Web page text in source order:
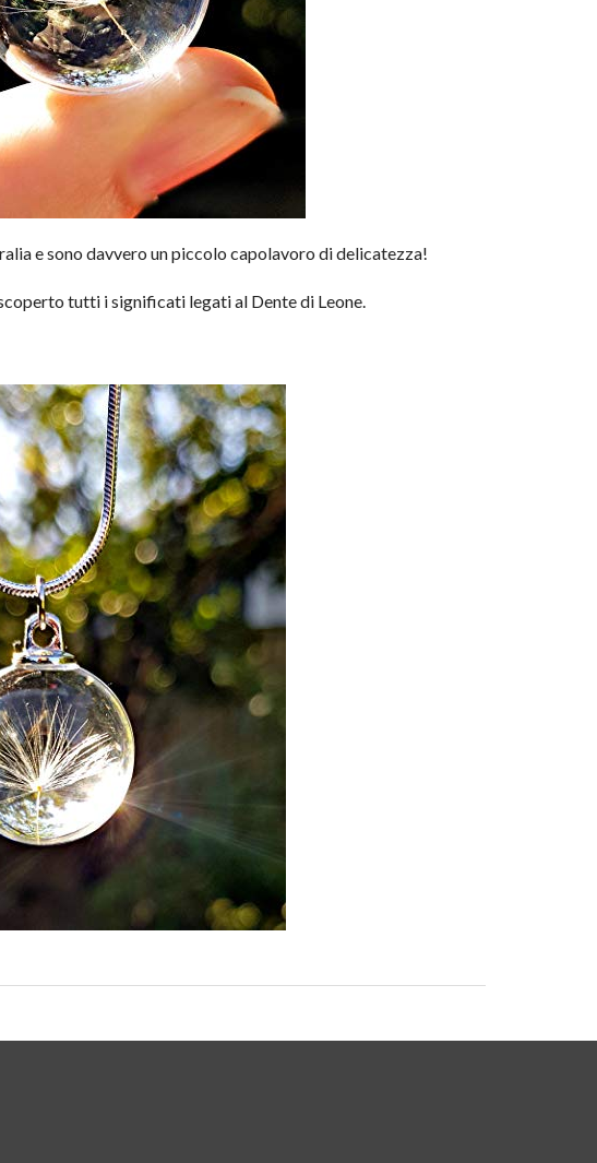
e sono davvero un piccolo capolavoro di delicatezza!
tutti i significati legati al Dente di Leone.